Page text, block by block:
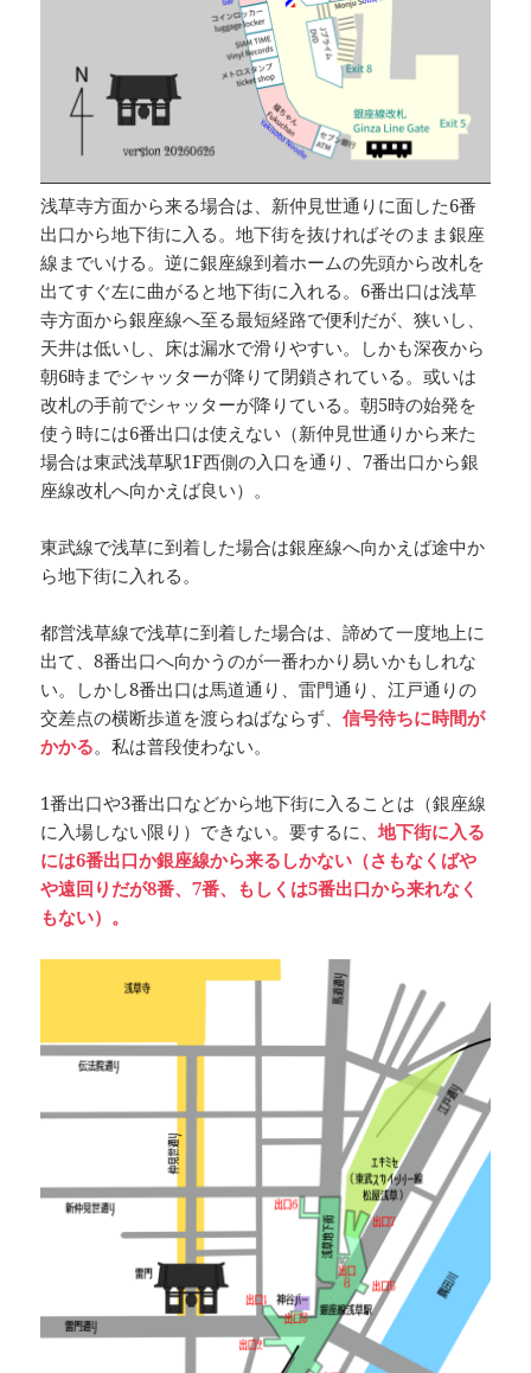
浅草寺方面から来る場合は、新仲見世通りに面した6番
出口から地下街に入る。地下街を抜ければそのまま銀座
線までいける。逆に銀座線到着ホームの先頭から改札を
出てすぐ左に曲がると地下街に入れる。6番出口は浅草
寺方面から銀座線へ至る最短経路で便利だが、狭いし、
天井は低いし、床は漏水で滑りやすい。しかも深夜から
朝6時までシャッターが降りて閉鎖されている。或いは
改札の手前でシャッターが降りている。朝5時の始発を
使う時には6番出口は使えない（新仲見世通りから来た
場合は東武浅草駅1F西側の入口を通り、7番出口から銀
座線改札へ向かえば良い）。
東武線で浅草に到着した場合は銀座線へ向かえば途中か
ら地下街に入れる。
都営浅草線で浅草に到着した場合は、諦めて一度地上に
出て、8番出口へ向かうのが一番わかり易いかもしれな
い。しかし8番出口は馬道通り、雷門通り、江戸通りの
交差点の横断歩道を渡らねばならず、信号待ちに時間が
かかる。私は普段使わない。
1番出口や3番出口などから地下街に入ることは（銀座線
に入場しない限り）できない。要するに、地下街に入る
には6番出口か銀座線から来るしかない（さもなくばや
や遠回りだが8番、7番、もしくは5番出口から来れなく
もない）。